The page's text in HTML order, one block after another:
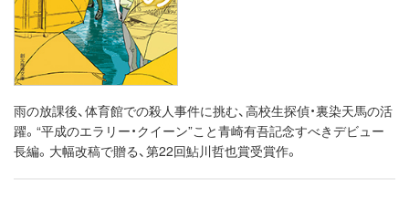
雨の放課後、体育館での殺人事件に挑む、高校生探偵・裏染天馬の活
躍。“平成のエラリー・クイーン”こと青崎有吾記念すべきデビュー
長編。大幅改稿で贈る、第22回鮎川哲也賞受賞作。